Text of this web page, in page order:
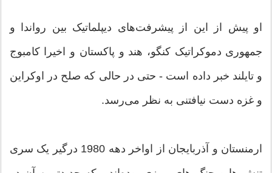
او پیش از این از پیشرفت‌های دیپلماتیک بین رواندا و
جمهوری دموکراتیک کنگو، هند و پاکستان و اخیرا کامبوج
و تایلند خبر داده است - حتی در حالی که صلح در اوکراین
و غزه دست نیافتنی به نظر می‌رسد.
ارمنستان و آذربایجان از اواخر دهه 1980 درگیر یک سری